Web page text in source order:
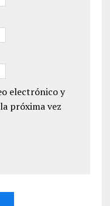
electrónico y
próxima vez